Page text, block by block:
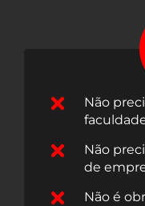
Não
Não
de
Não é